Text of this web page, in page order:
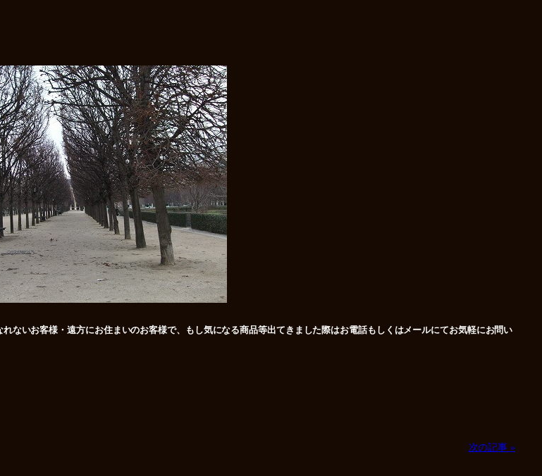
ないお客様・遠方にお住まいのお客様で、もし気になる商品等出てきました際はお電話もしくはメールにてお気軽にお問い
次の記事 »